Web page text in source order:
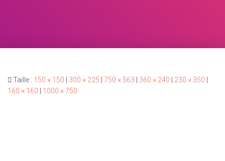
Taille : 150 × 150 300 × 225 750 × 563 360 × 240 230 × 350
160 × 160
1000 × 750